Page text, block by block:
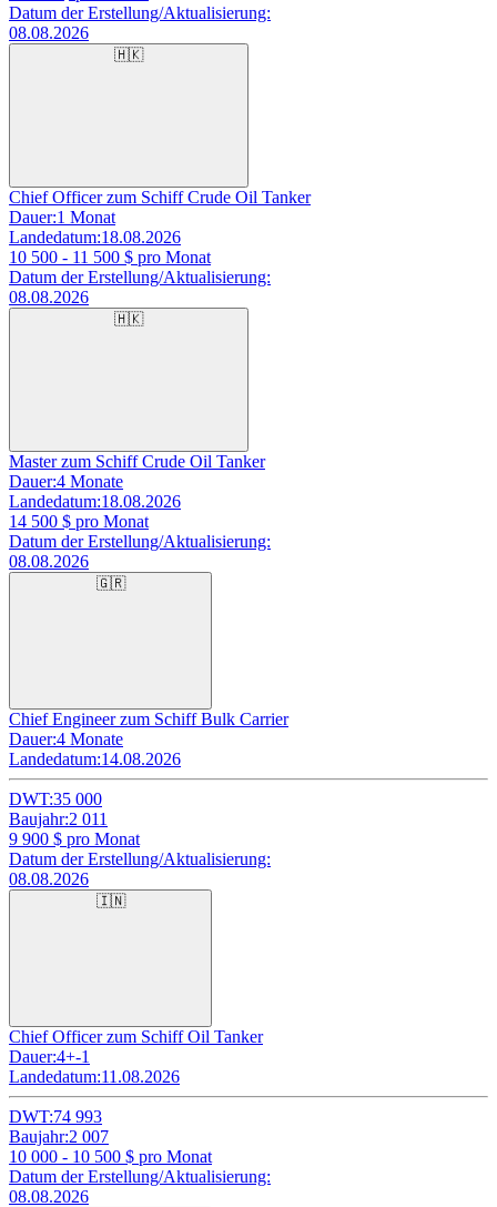
Datum der Erstellung/Aktualisierung:
08.08.2026
🇭🇰
Chief Officer zum Schiff Crude Oil Tanker
Dauer:1 Monat
Landedatum:18.08.2026
10 500 - 11 500 $ pro Monat
Datum der Erstellung/Aktualisierung:
08.08.2026
🇭🇰
Master zum Schiff Crude Oil Tanker
Dauer:4 Monate
Landedatum:18.08.2026
14 500 $ pro Monat
Datum der Erstellung/Aktualisierung:
08.08.2026
🇬🇷
Chief Engineer zum Schiff Bulk Carrier
Dauer:4 Monate
Landedatum:14.08.2026
DWT:35 000
Baujahr:2 011
9 900 $ pro Monat
Datum der Erstellung/Aktualisierung:
08.08.2026
🇮🇳
Chief Officer zum Schiff Oil Tanker
Dauer:4+-1
Landedatum:11.08.2026
DWT:74 993
Baujahr:2 007
10 000 - 10 500 $ pro Monat
Datum der Erstellung/Aktualisierung:
08.08.2026